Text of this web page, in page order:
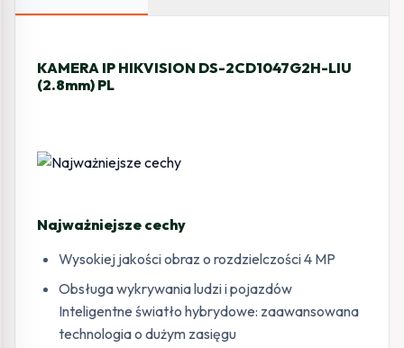
KAMERA IP HIKVISION DS-2CD1047G2H-LIU
(2.8mm) PL
Najważniejsze cechy
Wysokiej jakości obraz o rozdzielczości 4 MP
Obsługa wykrywania ludzi i pojazdów
Inteligentne światło hybrydowe: zaawansowana
technologia o dużym zasięgu